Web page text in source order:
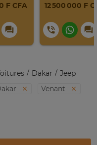
F CFA 12 500 000 F
Dakar
Jeep
Venant